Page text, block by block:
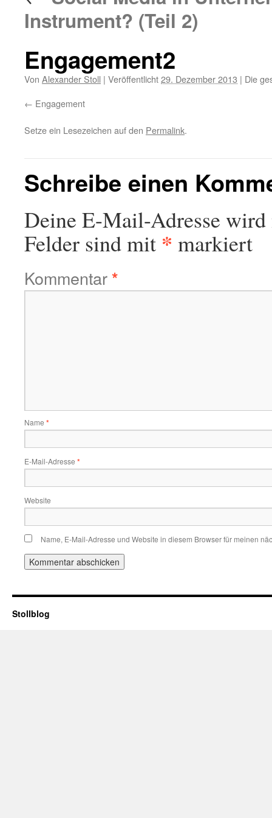
Instrument? (Teil 2)
Engagement2
Von Alexander Stoll | Veröffentlicht29. Dezember 2013 | Die
Engagement
Setze ein Lesezeichen auf den Permalink.
Schreibe einen
Deine E-Mail-Adresse
Felder sind mit * markiert
Kommentar*
Name *
E-Mail-Adresse *
Website
Name, E-Mail-Adresse und Website in diesem Browser für meinen
Stollblog